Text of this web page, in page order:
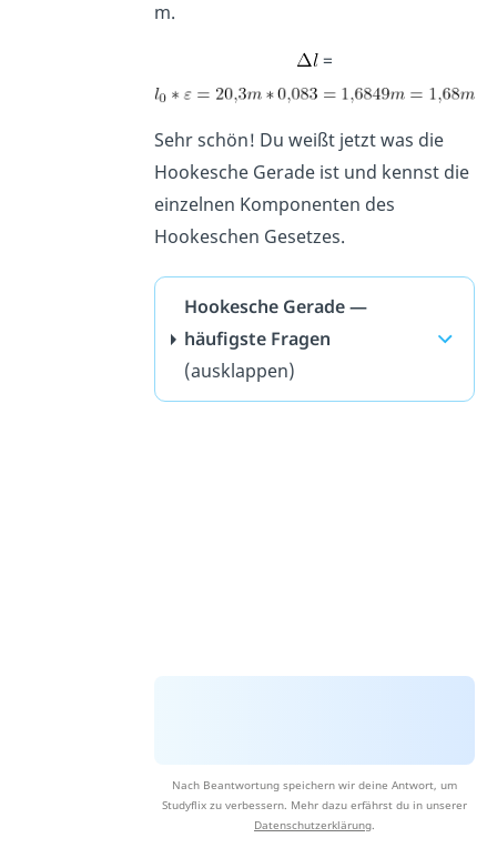
m.
=
Sehr schön! Du weißt jetzt was die
Hookesche Gerade ist und kennst die
einzelnen Komponenten des
Hookeschen Gesetzes.
Hookesche Gerade —
häufigste Fragen
(ausklappen)
Nach Beantwortung speichern wir deine Antwort, um
Studyflix zu verbessern. Mehr dazu erfährst du in unserer
Datenschutzerklärung.